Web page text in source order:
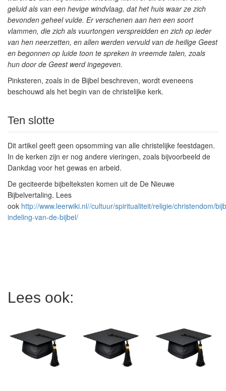
geluid als van een hevige windvlaag, dat het huis waar ze zich
bevonden geheel vulde. Er verschenen aan hen een soort
vlammen, die zich als vuurtongen verspreidden en zich op ieder
van hen neerzetten, en allen werden vervuld van de heilige Geest
en begonnen op luide toon te spreken in vreemde talen, zoals
hun door de Geest werd ingegeven.
Pinksteren, zoals in de Bijbel beschreven, wordt eveneens
beschouwd als het begin van de christelijke kerk.
Ten slotte
Dit artikel geeft geen opsomming van alle christelijke feestdagen.
In de kerken zijn er nog andere vieringen, zoals bijvoorbeeld de
Dankdag voor het gewas en arbeid.
De geciteerde bijbelteksten komen uit de De Nieuwe
Bijbelvertaling. Lees
ook http://www.leerwiki.nl//cultuur/spiritualiteit/religie/christendom/
indeling-van-de-bijbel/
Lees ook: